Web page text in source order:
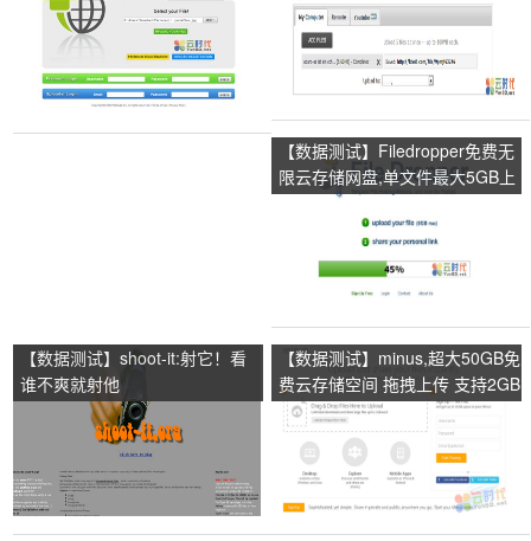
【数据测试】Filedropper免费无
限云存储网盘,单文件最大5GB上
【数据测试】shoot-it:射它！看
谁不爽就射他
【数据测试】minus,超大50GB免
费云存储空间 拖拽上传 支持2GB
文件上传！